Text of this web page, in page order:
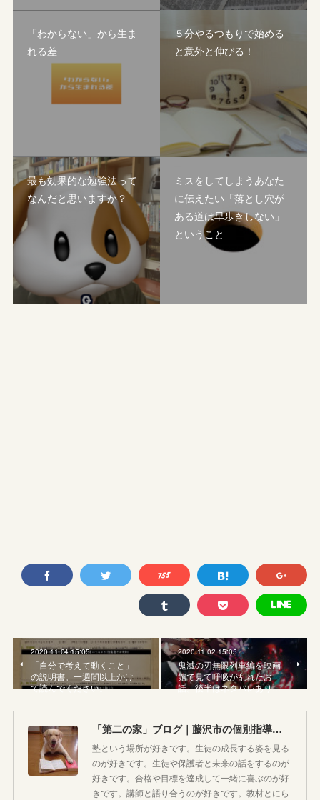
「わからない」から生ま
れる差
５分やるつもりで始める
と意外と伸びる！
最も効果的な勉強法って
なんだと思いますか？
ミスをしてしまうあなた
に伝えたい「落とし穴が
ある道は早歩きしない」
ということ
2020.11.04 15:05
「自分で考えて動くこと」
の説明書。一週間以上かけ
て読んでください。
2020.11.02 15:05
鬼滅の刃無限列車編を映画
館で見て呼吸が乱れたお
話。後半はネタバレあり…
「第二の家」ブログ｜藤沢市の個別指導塾のお話
塾という場所が好きです。生徒の成長する姿を見る
のが好きです。生徒や保護者と未来の話をするのが
好きです。合格や目標を達成して一緒に喜ぶのが好
きです。講師と語り合うのが好きです。教材とにら